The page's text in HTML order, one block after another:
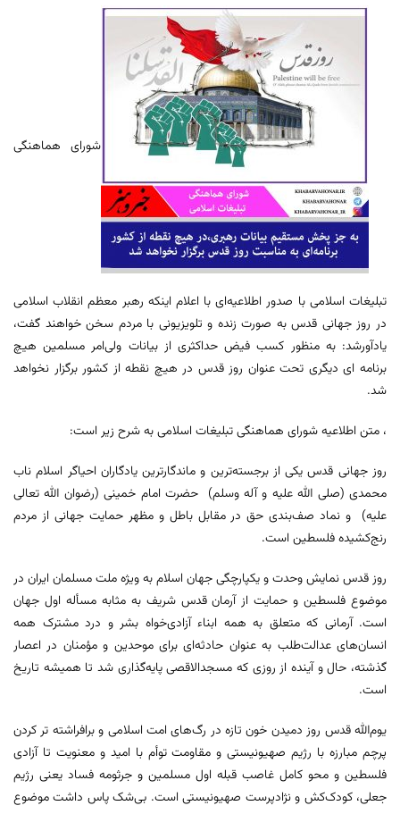
شورای هماهنگی
تبلیغات اسلامی با صدور اطلاعیه‌ای با اعلام اینکه رهبر معظم انقلاب اسلامی
در روز جهانی قدس به صورت زنده و تلویزیونی با مردم سخن خواهند گفت،
یادآورشد: به منظور کسب فیض حداکثری از بیانات ولی‌امر مسلمین هیچ
برنامه ای دیگری تحت عنوان روز قدس در هیچ‌ نقطه از کشور برگزار نخواهد
شد.
، متن اطلاعیه شورای هماهنگی تبلیغات اسلامی به شرح زیر است:
روز جهانی قدس یکی از برجسته‌ترین و ماندگارترین یادگاران احیاگر اسلام ناب
محمدی (صلی الله علیه و آله وسلم) حضرت امام خمینی (رضوان الله تعالی
علیه) و نماد صف‌بندی حق در مقابل باطل و مظهر حمایت جهانی از مردم
رنج‌کشیده فلسطین است.
روز قدس نمایش وحدت و یکپارچگی جهان اسلام به ویژه ملت مسلمان ایران در
موضوع فلسطین و حمایت از آرمان قدس شریف به مثابه مسأله اول جهان
است. آرمانی که متعلق به همه ابناء آزادی‌خواه بشر و درد مشترک همه
انسان‌های عدالت‌طلب به عنوان حادثه‌ای برای موحدین و مؤمنان در اعصار
گذشته، حال و آینده از روزی که مسجدالاقصی پایه‌گذاری شد تا همیشه تاریخ
است.
یوم‌الله قدس روز دمیدن خون تازه در رگ‌های امت اسلامی و برافراشته تر کردن
پرچم مبارزه با رژیم صهیونیستی و مقاومت توأم با امید و معنویت تا آزادی
فلسطین و محو کامل غاصب قبله اول مسلمین و جرثومه فساد یعنی رژیم
جعلی، کودک‌کش و نژادپرست صهیونیستی است. بی‌شک پاس داشت موضوع